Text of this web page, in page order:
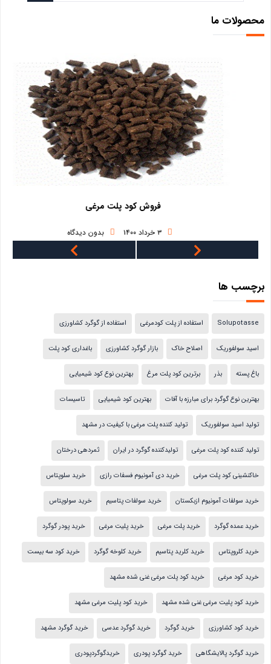
محصولات ما
فروش کود پلت مرغی
۳ خرداد ۱۴۰۰ بدون دیدگاه
برچسب ها
Solupotasse استفاده از پلت کودمرغی استفاده از گوگرد کشاورزی
اسید سولفوریک اصلاح خاک بازار گوگرد کشاورزی باغداری کود پلت
باغ پسته بذر برترین کود پلت مرغ بهترین نوع کود شیمیایی
بهترین نوع گوگرد برای مبارزه با آفات بهترین کود شیمیایی تاسیسات
تولید اسید سولفوریک تولید کننده پلت مرغی با کیفیت در مشهد
تولید کننده کود پلت مرغی تولیدکننده گوگرد در ایران ثمردهی درختان
خاکنشینی کود پلت مرغی خرید دی آمونیوم فسفات رازی خرید سلوپتاس
خرید سولفات آمونیوم ازبکستان خرید سولفات پتاسیم خرید سولوپتاس
خرید عمده گوگرد خرید پلت مرغی خرید پلیت مرغی خرید پودر گوگرد
خرید کلروپتاس خرید کلرید پتاسیم خرید کلوخه گوگرد خرید کود سه بیست
خرید کود مرغی خرید کود پلت مرغی غنی شده مشهد
خرید کود پلیت مرغی غنی شده مشهد خرید کود پلیت مرغی مشهد
خرید کود کشاورزی خرید گوگرد خرید گوگرد عدسی خرید گوگرد مشهد
خرید گوگرد پالایشگاهی خرید گوگرد پودری خریدگوگردپودری